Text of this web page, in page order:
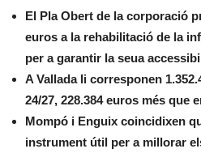
El Pla Obert de la corporació
euros a la rehabilitació de la
per a garantir la seua
A Vallada li corresponen
24/27, 228.384 euros més que
Mompó i Enguix coincidixen
instrument útil per a millorar